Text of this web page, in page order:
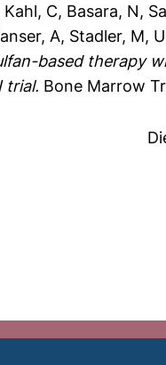
Kahl, C, Basara, N,
A, Stadler, M,
based therapy
trial. Bone Marrow